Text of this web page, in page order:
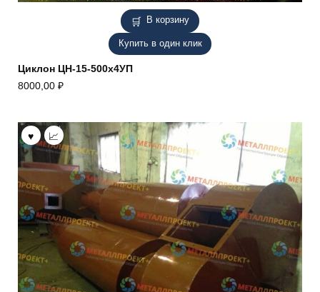
В корзину
Купить в один клик
Циклон ЦН-15-500х4УП
8000,00 ₽